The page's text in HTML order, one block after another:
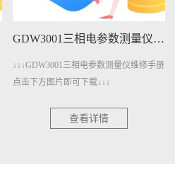
GDW3001三相电参数测量仪维修手册下载
↓↓↓GDW3001三相电参数测量仪维修手册
点击下方图片即可下载↓↓↓
查看详情